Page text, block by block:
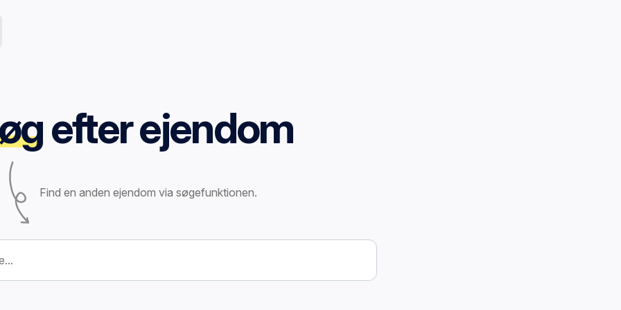
efter ejendom
Find en anden ejendom via søgefunktionen.